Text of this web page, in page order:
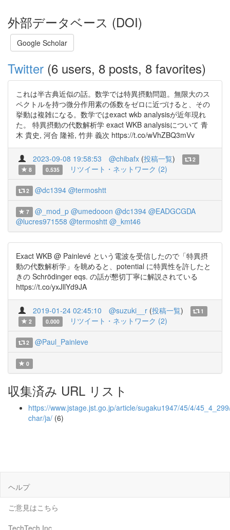
外部データベース (DOI)
Google Scholar
Twitter (6 users, 8 posts, 8 favorites)
これは半古典近似の話。数学では特異摂動問題。無限大のス
ペクトルを持つ微分作用素の係数をゼロに近づけると、その
挙動は複雑になる。数学ではexact wkb analysisが近年現れ
た。 特異摂動の代数解析学 exact WKB analysisについて 青
木 貴史, 河合 隆裕, 竹井 義次 https://t.co/wVhZBQ3mVv
2023-09-08 19:58:53 @chibafx (投稿一覧)
2
8
0.535 リツイート・ネットワーク (2)
2 @dc1394 @termoshtt
7 @_mod_p @umedooon @dc1394 @EADGCGDA
@lucres971558 @termoshtt @_kmt46
Exact WKB @ Painlevé という電波を受信したので「特異摂
動の代数解析学」を眺めると、potential に特異性を許したと
きの Schrödinger eqs. の話が懇切丁寧に解説されている
https://t.co/yxJllYd9JA
2019-01-24 02:45:10 @suzuki__r (投稿一覧)
1
2
0.000 リツイート・ネットワーク (2)
2 @Paul_Painleve
0
収集済み URL リスト
https://www.jstage.jst.go.jp/article/sugaku1947/45/4/
char/ja/ (6)
ヘルプ
ご意見はこちら
TechTech Inc.